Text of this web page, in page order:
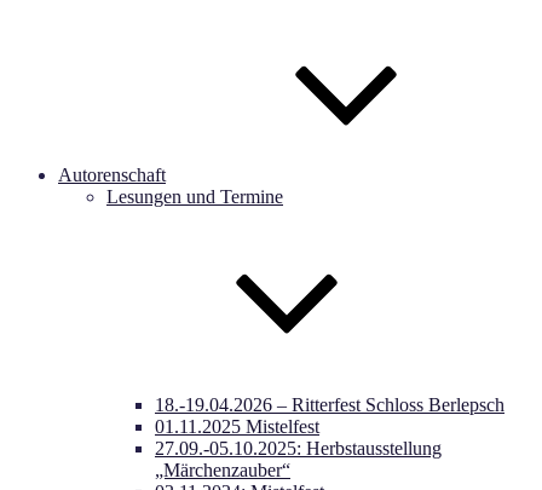
Autorenschaft
Lesungen und Termine
18.-19.04.2026 – Ritterfest Schloss Berlepsch
01.11.2025 Mistelfest
27.09.-05.10.2025: Herbstausstellung
„Märchenzauber“